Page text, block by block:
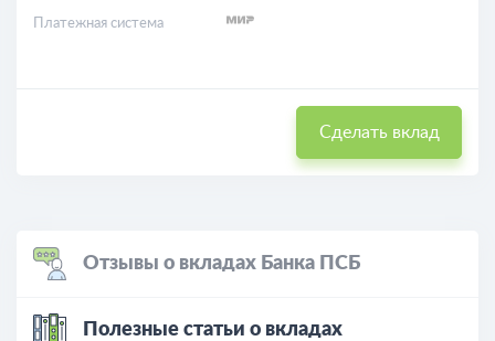
Платежная система
Сделать вклад
Отзывы о вкладах Банка ПСБ
Полезные статьи о вкладах